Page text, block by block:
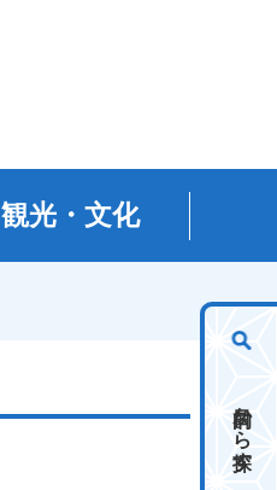
観光・文化
目的から探す